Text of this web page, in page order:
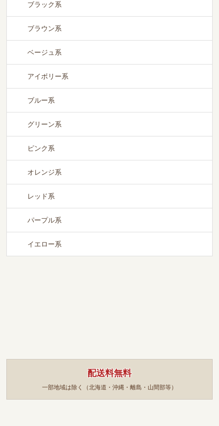
ブラック系
ブラウン系
ベージュ系
アイボリー系
ブルー系
グリーン系
ピンク系
オレンジ系
レッド系
パープル系
イエロー系
配送料無料
一部地域は除く（北海道・沖縄・離島・山間部等）